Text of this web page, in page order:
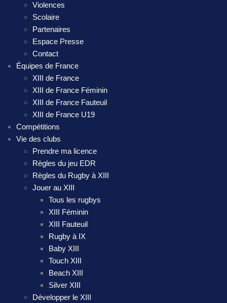
Violences
Scolaire
Partenaires
Espace Presse
Contact
Équipes de France
XIII de France
XIII de France Féminin
XIII de France Fauteuil
XIII de France U19
Compétitions
Vie des clubs
Prendre ma licence
Règles du jeu EDR
Règles du Rugby à XIII
Jouer au XIII
Tous les rugbys
XIII Féminin
XIII Fauteuil
Rugby à IX
Baby XIII
Touch XIII
Beach XIII
Silver XIII
Développer le XIII